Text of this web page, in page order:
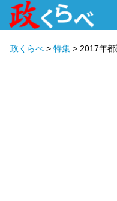
政くらべ > 特集 > 2017年